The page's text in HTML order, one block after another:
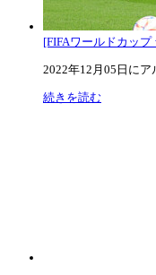
[FIFAワールドカッ
2022年12月05日に
続きを読む